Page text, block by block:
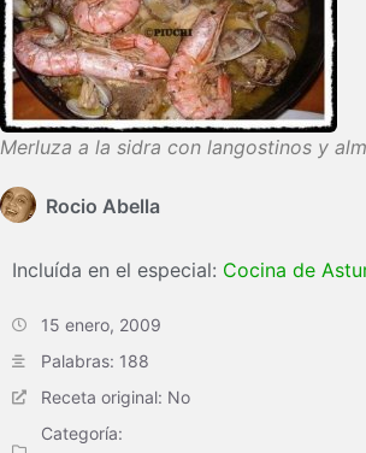
Merluza a la sidra con langostinos y
Rocio Abella
Incluída en el especial: Cocina de
15 enero, 2009
Palabras: 188
Receta original: No
Categoría: